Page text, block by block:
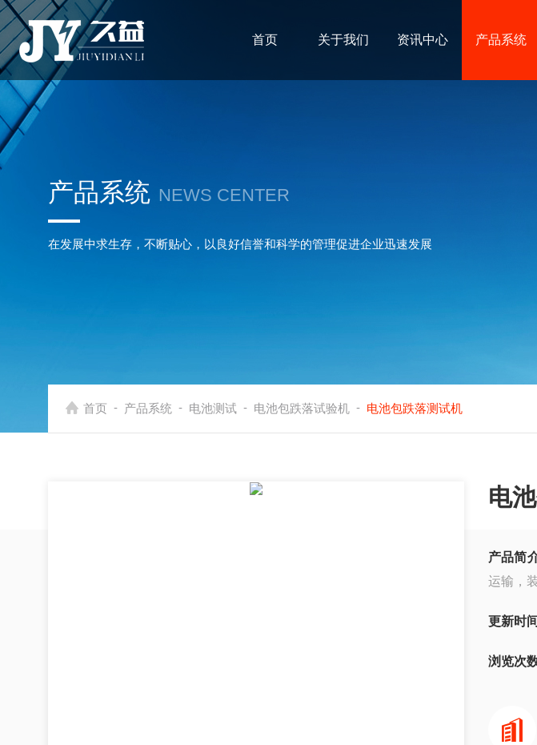
首页 关于我们 资讯中心 产品系统
产品系统 NEWS CENTER
在发展中求生存，不断贴心，以良好信誉和科学的管理促进企业迅速发展
首页 - 产品系统 - 电池测试 - 电池包跌落试验机 - 电池包跌落测试机
电
产品简
运输，
更新时
浏览次